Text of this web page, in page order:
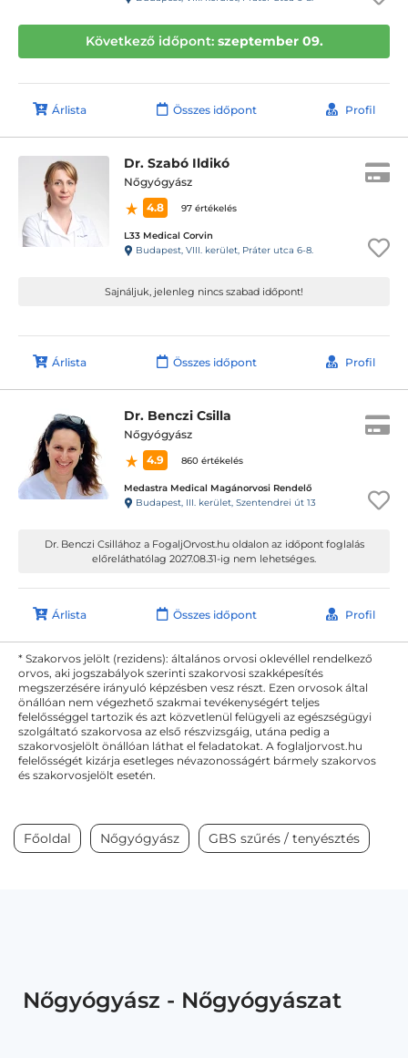
Következő időpont: szeptember 09.
Árlista Összes időpont Profil
Dr. Szabó Ildikó
Nőgyógyász
4.8
97 értékelés
L33 Medical Corvin
Budapest, VIII. kerület, Práter utca 6-8.
Sajnáljuk, jelenleg nincs szabad időpont!
Árlista Összes időpont Profil
Dr. Benczi Csilla
Nőgyógyász
4.9
860 értékelés
Medastra Medical Magánorvosi Rendelő
Budapest, III. kerület, Szentendrei út 13
Dr. Benczi Csillához a FogaljOrvost.hu oldalon az időpont foglalás
előreláthatólag 2027.08.31-ig nem lehetséges.
Árlista Összes időpont Profil
* Szakorvos jelölt (rezidens): általános orvosi oklevéllel rendelkező
orvos, aki jogszabályok szerinti szakorvosi szakképesítés
megszerzésére irányuló képzésben vesz részt. Ezen orvosok által
önállóan nem végezhető szakmai tevékenységért teljes
felelősséggel tartozik és azt közvetlenül felügyeli az egészségügyi
szolgáltató szakorvosa az első részvizsgáig, utána pedig a
szakorvosjelölt önállóan láthat el feladatokat. A foglaljorvost.hu
felelősségét kizárja esetleges névazonosságért bármely szakorvos
és szakorvosjelölt esetén.
Főoldal Nőgyógyász GBS szűrés / tenyésztés
Nőgyógyász - Nőgyógyászat